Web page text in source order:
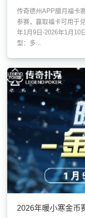
传奇德州APP腊月福卡
参赛，赢取福卡可用于
年1月9日-2026年1月10
型：多...
2026年暖小寒金币